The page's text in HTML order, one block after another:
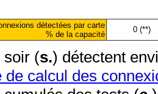
détectées par carte
% de la capacité
0 (**)
soir (s.) détectent
de calcul des